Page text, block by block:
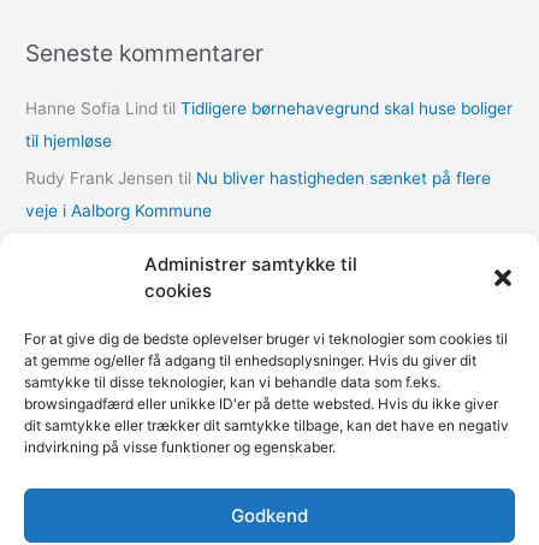
Administrer samtykke til
cookies
For at give dig de bedste oplevelser bruger vi teknologier som cookies til
at gemme og/eller få adgang til enhedsoplysninger. Hvis du giver dit
samtykke til disse teknologier, kan vi behandle data som f.eks.
browsingadfærd eller unikke ID'er på dette websted. Hvis du ikke giver
dit samtykke eller trækker dit samtykke tilbage, kan det have en negativ
indvirkning på visse funktioner og egenskaber.
Godkend
i
e
r
Seneste kommentarer
Hanne Sofia Lind tilTidligere børnehavegrund skal huse boliger
til hjemløse
Rudy Frank Jensen til Nu bliver hastigheden sænket på flere
veje i Aalborg Kommune
udbygningsaftaler
Mariann Wie SvensontilSocialforvaltningen åbner COVID-
nødovernatning til hjemløse i Multihallen på Amager
Fokus på kommunerne | Copyright © 2020-2026